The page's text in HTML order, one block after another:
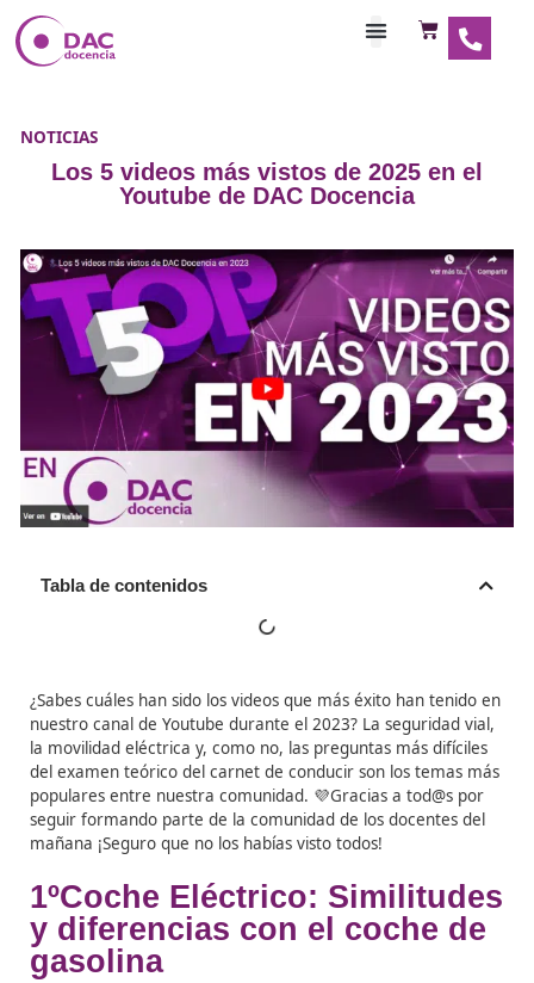
NOTICIAS
Los 5 videos más vistos de 2025
Tabla de contenidos
¿Sabes cuáles han sido los videos que más éxito han
nuestro canal de Youtube durante el 2023? La
la movilidad eléctrica y, como no, las preguntas más
del examen teórico del carnet de conducir son los
populares entre nuestra comunidad. 💜Gracias a
seguir formando parte de la comunidad de los